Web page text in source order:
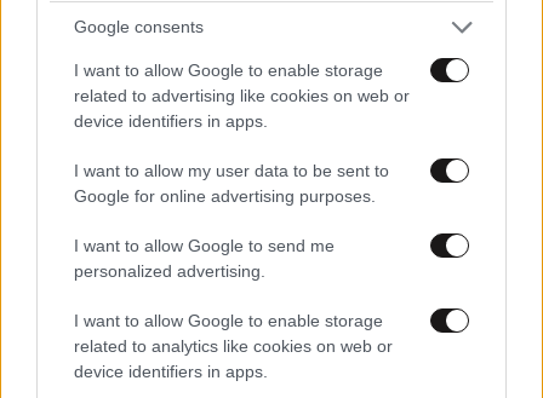
Google consents
I want to allow Google to enable storage
related to advertising like cookies on web or
device identifiers in apps.
I want to allow my user data to be sent to
Google for online advertising purposes.
I want to allow Google to send me
personalized advertising.
I want to allow Google to enable storage
related to analytics like cookies on web or
device identifiers in apps.
Η μεγάλη suede τσάντα είναι το αξεσουάρ που
θα βλέπετε παντού από τον Σεπτέμβριο –
Ανακαλύψτε προτάσεις για κάθε budget